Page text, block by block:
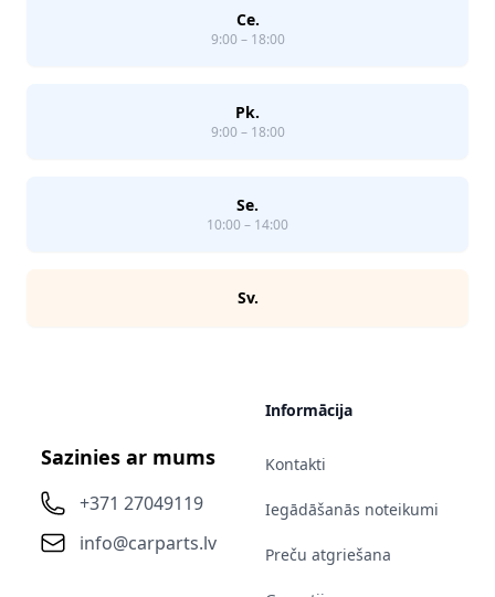
Ce.
9:00 – 18:00
Pk.
9:00 – 18:00
Se.
10:00 – 14:00
Sv.
Sazinies ar mums
+371 27049119
info@carparts.lv
Informācija
Kontakti
Iegādāšanās noteikumi
Preču atgriešana